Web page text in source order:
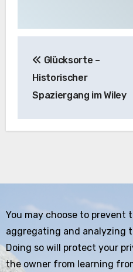
Glücksorte –
Historischer
Spaziergang im Wiley
You may choose to prevent
aggregating and analyzing
Doing so will protect your
the owner from learning